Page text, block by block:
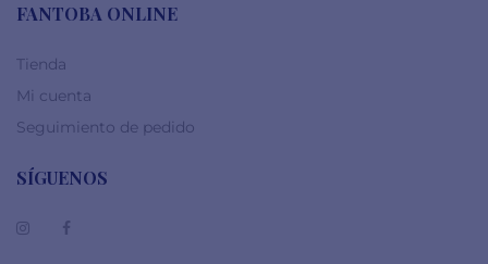
FANTOBA ONLINE
Tienda
Mi cuenta
Seguimiento de pedido
SÍGUENOS